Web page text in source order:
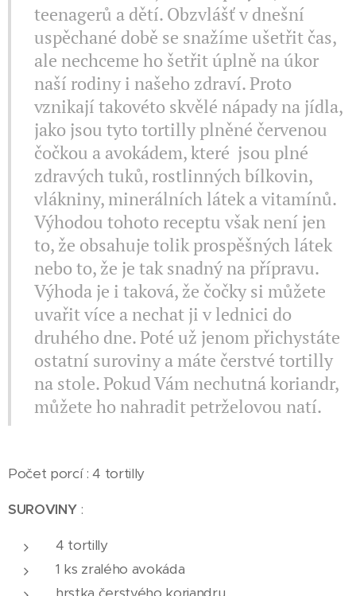
teenagerů a dětí. Obzvlášť v dnešní
uspěchané době se snažíme ušetřit čas,
ale nechceme ho šetřit úplně na úkor
naší rodiny i našeho zdraví. Proto
vznikají takovéto skvělé nápady na jídla,
jako jsou tyto tortilly plněné červenou
čočkou a avokádem, které jsou plné
zdravých tuků, rostlinných bílkovin,
vlákniny, minerálních látek a vitamínů.
Výhodou tohoto receptu však není jen
to, že obsahuje tolik prospěšných látek
nebo to, že je tak snadný na přípravu.
Výhoda je i taková, že čočky si můžete
uvařit více a nechat ji v lednici do
druhého dne. Poté už jenom přichystáte
ostatní suroviny a máte čerstvé tortilly
na stole. Pokud Vám nechutná koriandr,
můžete ho nahradit petrželovou natí.
Počet porcí : 4 tortilly
SUROVINY :
4 tortilly
1 ks zralého avokáda